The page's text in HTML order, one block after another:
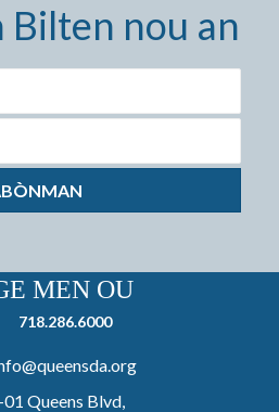
nou an
MEN OU
718.286.6000
Queens Blvd,